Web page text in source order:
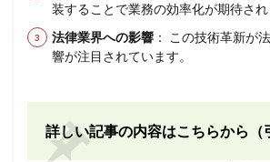
装することで業務の効率化が期待され
法律業界への影響 ： この技術革新が
響が注目されています。
詳しい記事の内容はこちらから（